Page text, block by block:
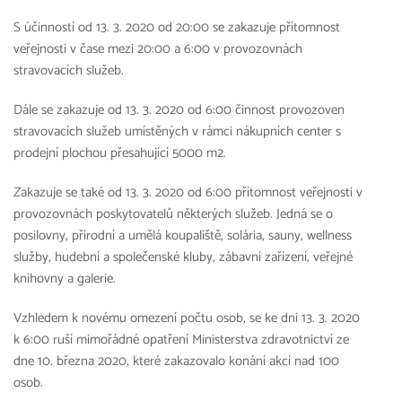
S účinností od 13. 3. 2020 od 20:00 se zakazuje přítomnost
veřejnosti v čase mezi 20:00 a 6:00 v provozovnách
stravovacích služeb.
Dále se zakazuje od 13. 3. 2020 od 6:00 činnost provozoven
stravovacích služeb umístěných v rámci nákupních center s
prodejní plochou přesahující 5000 m2.
Zakazuje se také od 13. 3. 2020 od 6:00 přítomnost veřejnosti v
provozovnách poskytovatelů některých služeb. Jedná se o
posilovny, přírodní a umělá koupaliště, solária, sauny, wellness
služby, hudební a společenské kluby, zábavní zařízení, veřejné
knihovny a galerie.
Vzhledem k novému omezení počtu osob, se ke dni 13. 3. 2020
k 6:00 ruší mimořádné opatření Ministerstva zdravotnictví ze
dne 10. března 2020, které zakazovalo konání akcí nad 100
osob.